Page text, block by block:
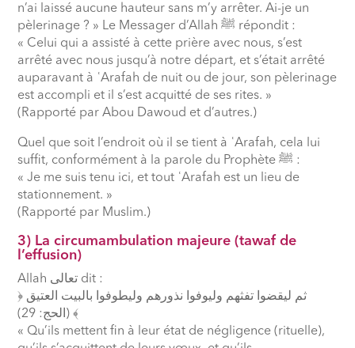
n’ai laissé aucune hauteur sans m’y arrêter. Ai-je un
pèlerinage ? » Le Messager d’Allahﷺ répondit :
« Celui qui a assisté à cette prière avec nous, s’est
arrêté avec nous jusqu’à notre départ, et s’était arrêté
auparavant à ʿArafah de nuit ou de jour, son pèlerinage
est accompli et il s’est acquitté de ses rites. »
(Rapporté par Abou Dawoud et d’autres.)
Quel que soit l’endroit où il se tient à ʿArafah, cela lui
suffit, conformément à la parole du Prophèteﷺ :
« Je me suis tenu ici, et tout ʿArafah est un lieu de
stationnement. »
(Rapporté par Muslim.)
3) La circumambulation majeure (tawaf de
l’effusion)
Allah تعالى dit :
﴿ ثم ليقضوا تفثهم وليوفوا نذورهم وليطوفوا بالبيت العتيق
﴾ (الحج:
« Qu’ils mettent fin à leur état de négligence (rituelle),